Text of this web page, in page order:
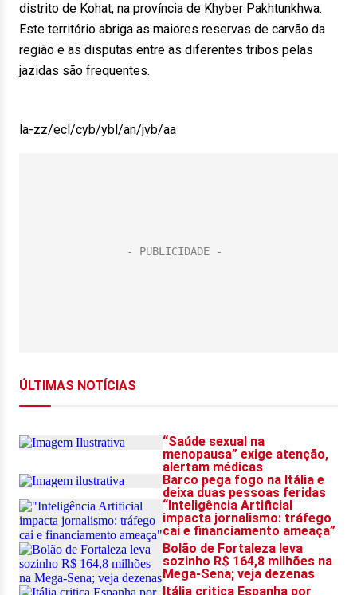
distrito de Kohat, na província de Khyber Pakhtunkhwa.
Este território abriga as maiores reservas de carvão da
região e as disputas entre as diferentes tribos pelas
jazidas são frequentes.
la-zz/ecl/cyb/ybl/an/jvb/aa